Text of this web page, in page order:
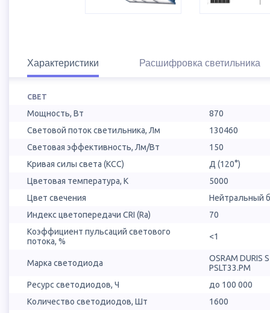
Характеристики Расшифровка светильника
СВЕТ
Мощность, Вт
870
Световой поток светильника, Лм
130460
Световая эффективность, Лм/Вт
150
Кривая силы света (КСС)
Д (120°)
Цветовая температура, К
5000
Цвет свечения
Нейтральный
Индекс цветопередачи CRI (Ra)
70
Коэффициент пульсаций светового
потока, %
<1
Марка светодиода
OSRAM DURIS
PSLT33.PM
Ресурс светодиодов, Ч
до 100 000
Количество светодиодов, Шт
1600